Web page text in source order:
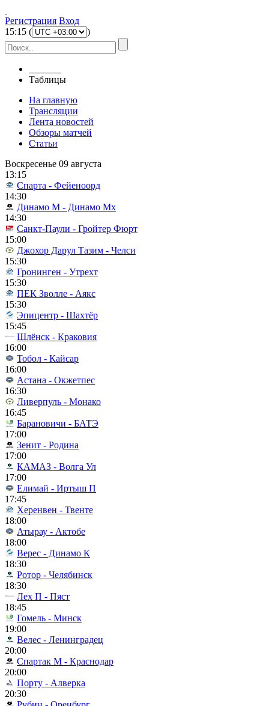
Регистрация Вход
15:15 ( )
Таблицы
На главную
Трансляции
Лента новостей
Обзоры матчей
Статьи
Воскресенье 09 августа
13:15
Спарта - Фейеноорд
14:30
Динамо М - Динамо Мх
14:30
Санкт-Паули - Гройтер Фюрт
15:00
Джохор Дарул Тазим - Челси
15:30
Гронинген - Утрехт
15:30
ПЕК Зволле - Аякс
15:30
Эпицентр - Шахтёр
15:45
Шлёнск - Краковия
16:00
Тобол - Кайсар
16:00
Астана - Окжетпес
16:30
Ливерпуль - Монако
16:45
Барановичи - БАТЭ
17:00
Зенит - Родина
17:00
КАМАЗ - Волга Ул
17:00
Елимай - Иртыш П
17:45
Херенвен - Твенте
18:00
Атырау - Актобе
18:00
Верес - Динамо К
18:30
Ротор - Челябинск
18:30
Лех П - Пяст
18:45
Гомель - Минск
19:00
Велес - Ленинградец
20:00
Спартак М - Краснодар
20:00
Порту - Алверка
20:30